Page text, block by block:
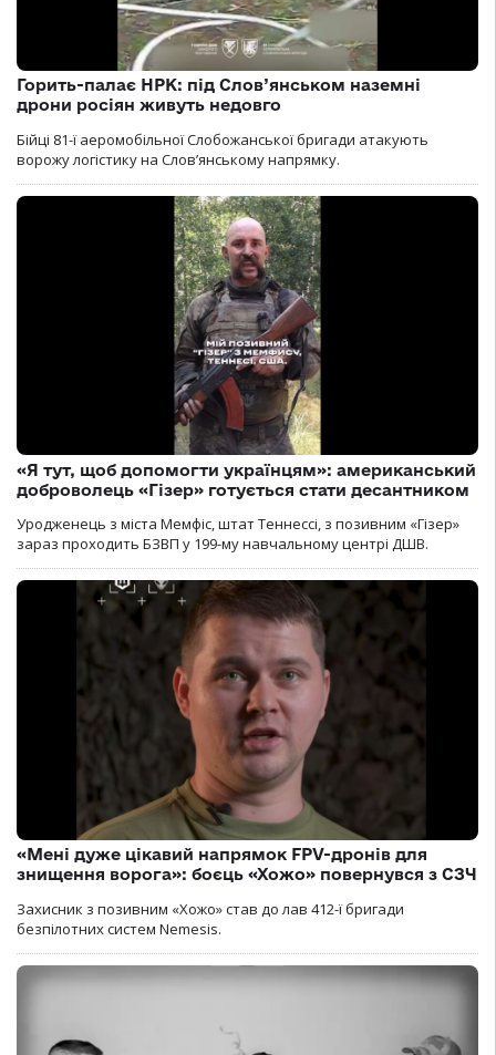
Горить-палає НРК: під Слов’янськом наземні
дрони росіян живуть недовго
Бійці 81-ї аеромобільної Слобожанської бригади атакують
ворожу логістику на Словʼянському напрямку.
«Я тут, щоб допомогти українцям»: американський
доброволець «Гізер» готується стати десантником
Уродженець з міста Мемфіс, штат Теннессі, з позивним «Гізер»
зараз проходить БЗВП у 199-му навчальному центрі ДШВ.
«Мені дуже цікавий напрямок FPV-дронів для
знищення ворога»: боєць «Хожо» повернувся з СЗЧ
Захисник з позивним «Хожо» став до лав 412-ї бригади
безпілотних систем Nemesis.